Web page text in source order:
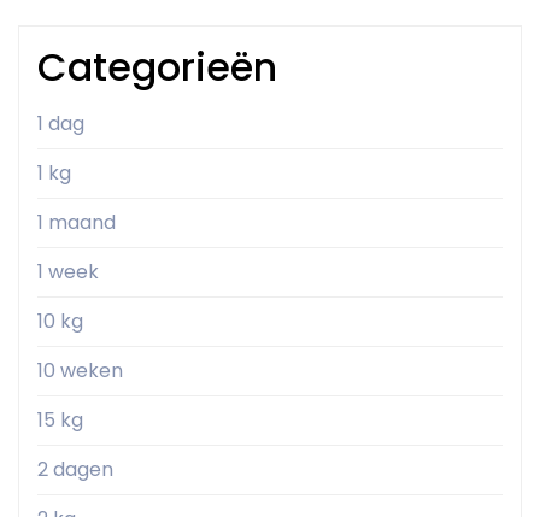
Categorieën
1 dag
1 kg
1 maand
1 week
10 kg
10 weken
15 kg
2 dagen